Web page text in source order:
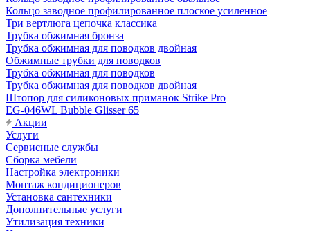
Кольцо заводное профилированное плоское усиленное
Три вертлюга цепочка классика
Трубка обжимная бронза
Трубка обжимная для поводков двойная
Обжимные трубки для поводков
Трубка обжимная для поводков
Трубка обжимная для поводков двойная
Штопор для силиконовых приманок Strike Pro
EG-046WL Bubble Glisser 65
Акции
Услуги
Сервисные службы
Сборка мебели
Настройка электроники
Монтаж кондиционеров
Установка сантехники
Дополнительные услуги
Утилизация техники